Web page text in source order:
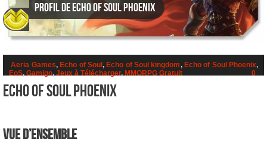
Profil de Echo of Soul Phoenix
Aeria Games, Echo of Soul , Echo of Soul kingdom, Echo of Soul Phoenix,
EoS, Gamigo, Jeux à Télécharger, MMORPG Gratuit 0
Echo of Soul Phoenix
VUE D’ENSEMBLE